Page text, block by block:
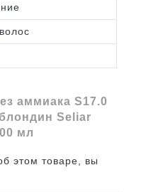
аммиака S17.0
Seliar
мл
этом товаре, вы